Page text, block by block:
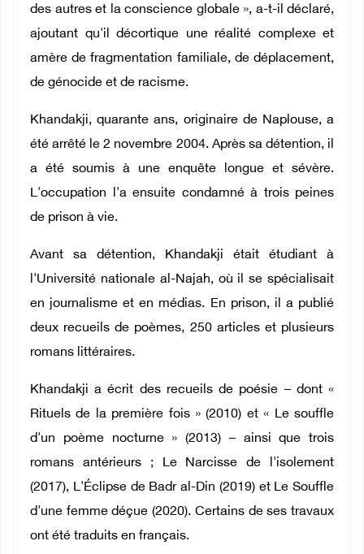
des autres et la conscience globale », a-t-il déclaré,
ajoutant qu'il décortique une réalité complexe et
amère de fragmentation familiale, de déplacement,
de génocide et de racisme.
Khandakji, quarante ans, originaire de Naplouse, a
été arrêté le 2 novembre 2004. Après sa détention, il
a été soumis à une enquête longue et sévère.
L'occupation l'a ensuite condamné à trois peines
de prison à vie.
Avant sa détention, Khandakji était étudiant à
l'Université nationale al-Najah, où il se spécialisait
en journalisme et en médias. En prison, il a publié
deux recueils de poèmes, 250 articles et plusieurs
romans littéraires.
Khandakji a écrit des recueils de poésie – dont «
Rituels de la première fois » (2010) et « Le souffle
d'un poème nocturne » (2013) – ainsi que trois
romans antérieurs ; Le Narcisse de l'isolement
(2017), L'Éclipse de Badr al-Din (2019) et Le Souffle
d'une femme déçue (2020). Certains de ses travaux
ont été traduits en français.